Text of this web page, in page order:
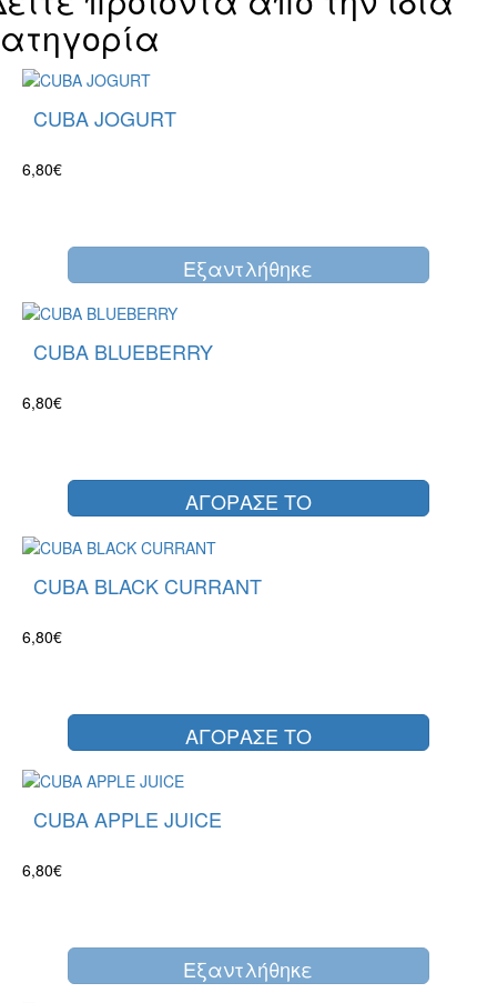
CUBA JOGURT
6,80€
Eξαντλήθηκε
CUBA BLUEBERRY
6,80€
ΑΓΟΡΑΣΕ ΤΟ
CUBA BLACK CURRANT
6,80€
ΑΓΟΡΑΣΕ ΤΟ
CUBA APPLE JUICE
6,80€
Eξαντλήθηκε